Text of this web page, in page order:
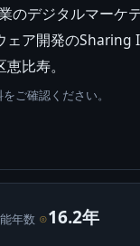
デジタルマーケ
ア開発の
比寿。
ご確認ください。
年数 ⊙16.2年